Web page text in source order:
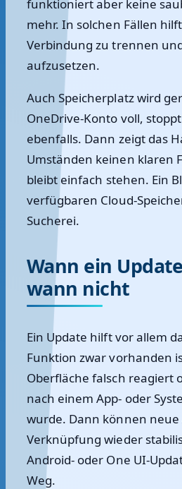
funktioniert aber keine
mehr. In solchen Fällen
Verbindung zu trennen
aufzusetzen.
Auch Speicherplatz wird
OneDrive-Konto voll,
ebenfalls. Dann zeigt das
Umständen keinen klaren
bleibt einfach stehen. Ein
verfügbaren Cloud-
Sucherei.
Wann ein
wann nicht
Ein Update hilft vor allem
Funktion zwar vorhanden
Oberfläche falsch reagiert
nach einem App- oder
wurde. Dann können neue
Verknüpfung wieder
Android- oder One UI-
Weg.